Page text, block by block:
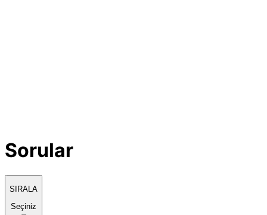
Sorular
SIRALA
Seçiniz